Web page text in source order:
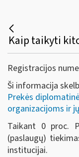
Registracijos
Ši informacija
Prekės
organizacijoms ir
Taikant 0 proc.
(paslaugų)
institucijai.